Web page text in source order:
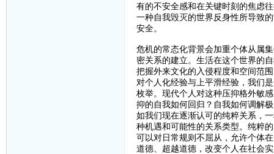
有的不安全感和在关键时刻的焦虑
一种自我毁灭的世界反身性所导致
安全。
危机的常态化背景会加重个体从属
密关系的建立。生活在这个世界的
把握外来文化的入侵程度和空间范
对个人化经验与上平滑经验，我们
枚举。现代个人对这种压抑格外敏
抑的自我如何回归？自我如何调解
如我们现在逐渐认可的纯粹关系，
种机遇和可能性的关系类型。纯粹
可以对日常规则不屈从，允许个体
道德、超越道德，改变个人在社会